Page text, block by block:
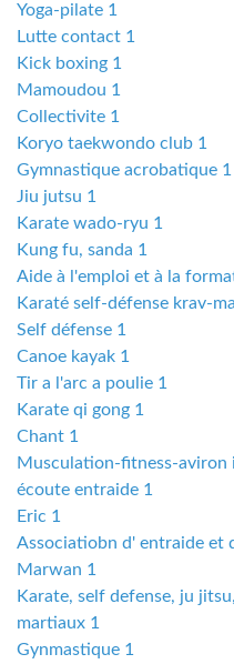
Yoga-pilate 1
Lutte contact 1
Kick boxing 1
Mamoudou 1
Collectivite 1
Koryo taekwondo club 1
Gymnastique acrobatique 1
Jiu jutsu 1
Karate wado-ryu 1
Kung fu, sanda 1
Aide à l'emploi et à la
Karaté self-défense krav-
Self défense 1
Canoe kayak 1
Tir a l'arc a poulie 1
Karate qi gong 1
Chant 1
Musculation-fitness-aviron
écoute entraide 1
Eric 1
Associatiobn d' entraide et
Marwan 1
Karate, self defense, ju
martiaux 1
Gynmastique 1